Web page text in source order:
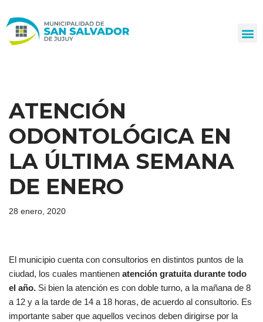
al
ATENCIÓN
ODONTOLÓGICA EN
LA ÚLTIMA SEMANA
DE ENERO
28 enero, 2020
El municipio cuenta con consultorios en distintos puntos de la
ciudad, los cuales mantienen atención gratuita durante todo
el año. Si bien la atención es con doble turno, a la mañana de 8
a 12 y a la tarde de 14 a 18 horas, de acuerdo al consultorio. Es
importante saber que aquellos vecinos deben dirigirse por la